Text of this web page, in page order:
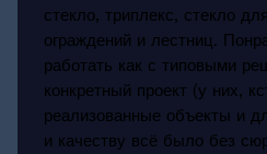
стекло, триплекс, стекло
ограждений и лестниц.
работать как с типовыми
конкретный проект (у них,
реализованные объекты и
и качеству всё было без